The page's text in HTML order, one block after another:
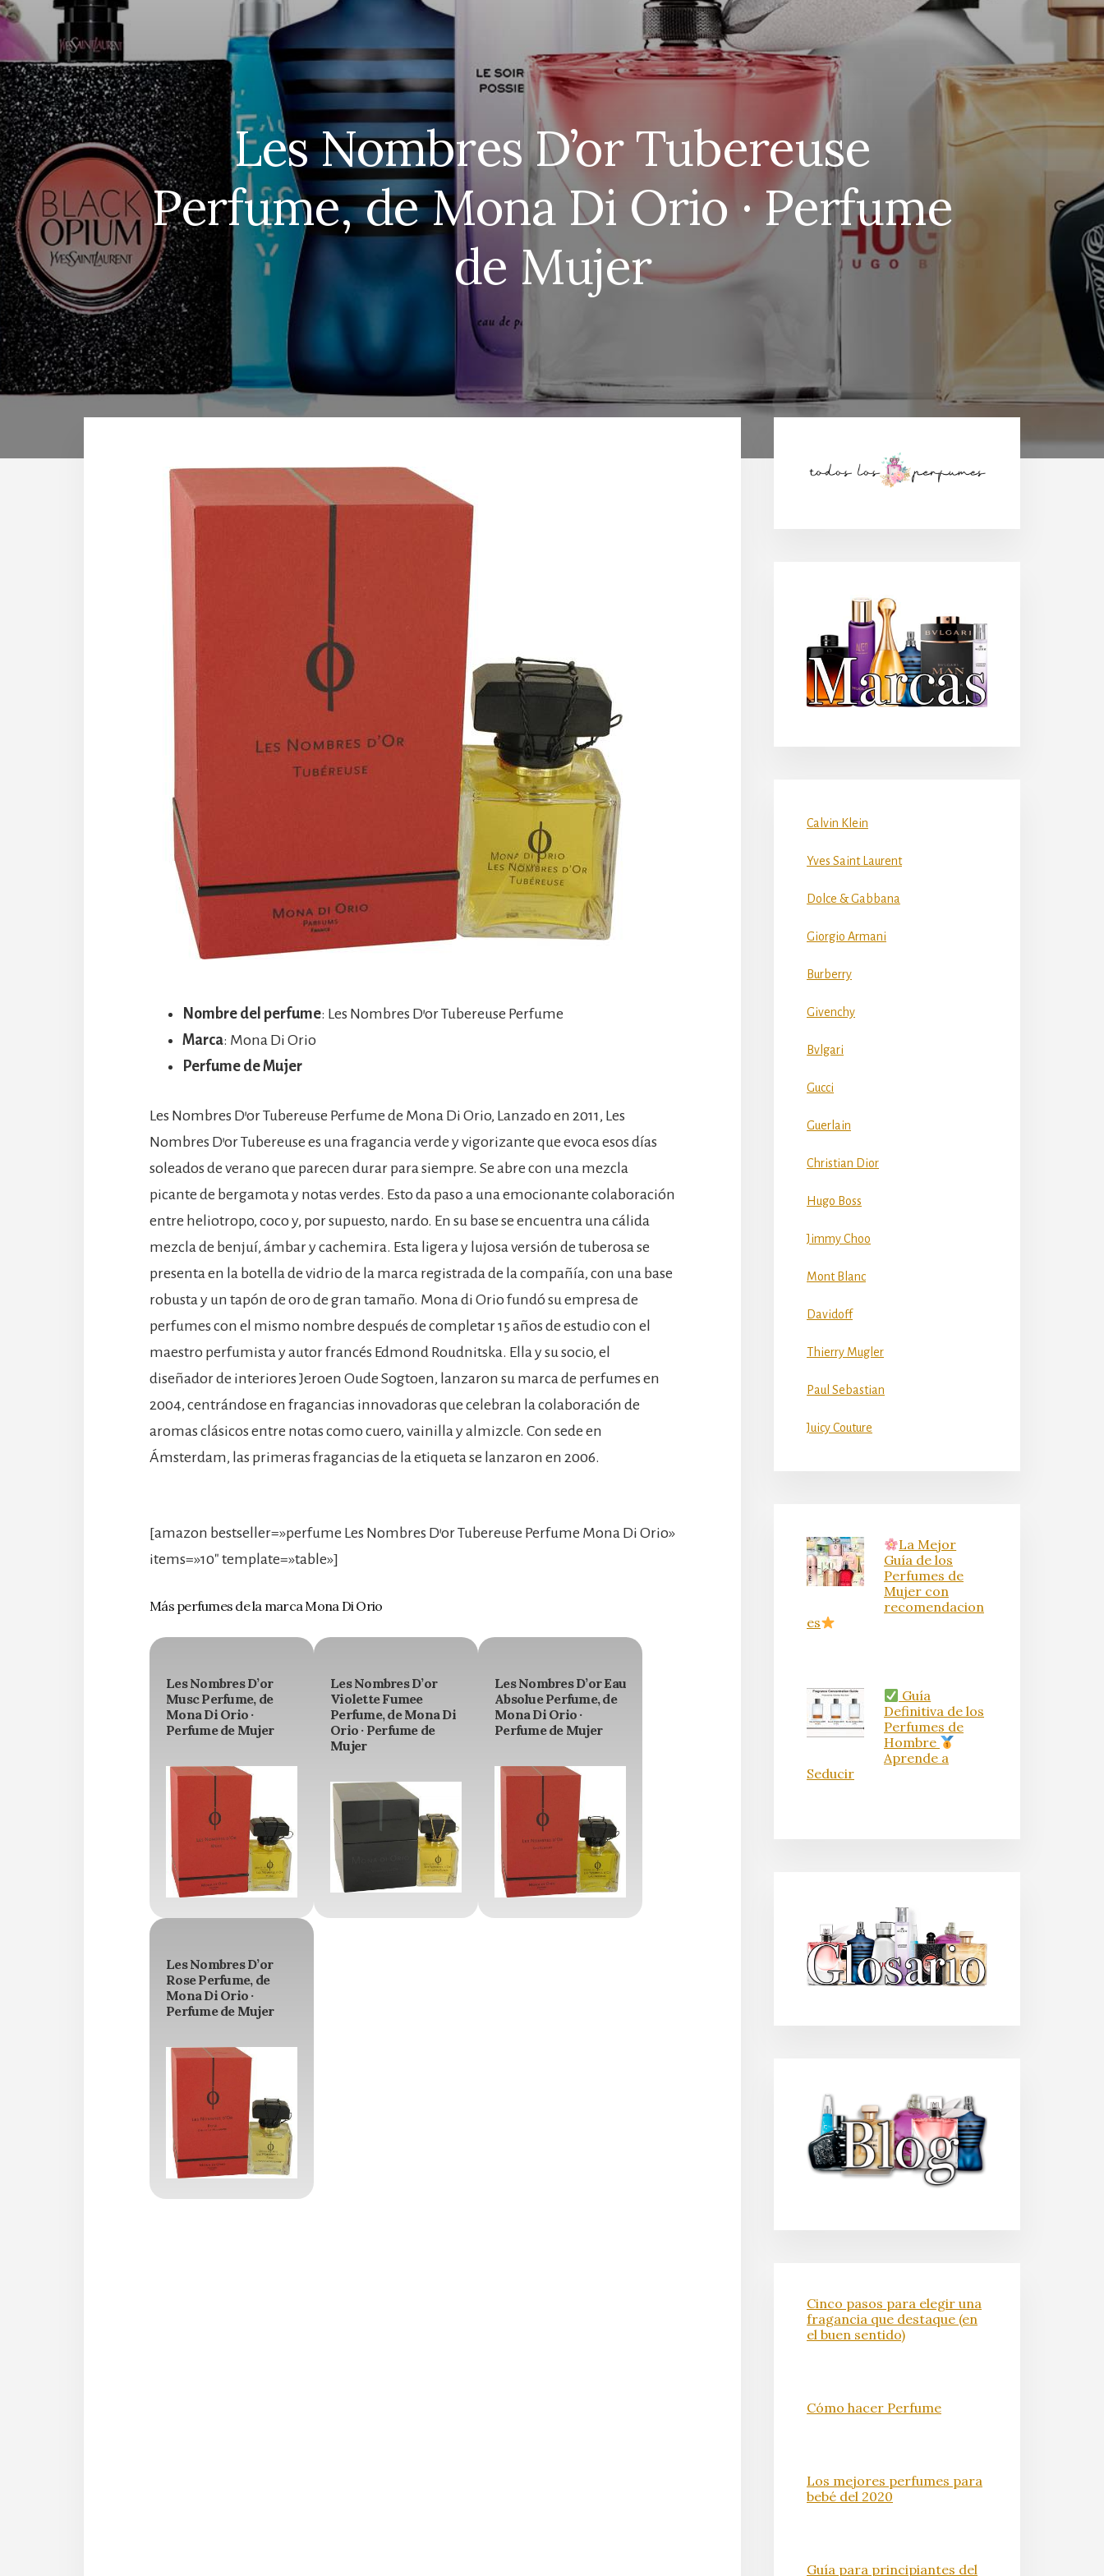
Les Nombres D’or Tubereuse
Perfume, de Mona Di Orio · Perfume
de Mujer
Nombre del perfume: Les Nombres D’or Tubereuse Perfume
Marca: Mona Di Orio
Perfume de Mujer
Les Nombres D’or Tubereuse Perfume de Mona Di Orio, Lanzado en 2011, Les
Nombres D’or Tubereuse es una fragancia verde y vigorizante que evoca esos días
soleados de verano que parecen durar para siempre. Se abre con una mezcla
picante de bergamota y notas verdes. Esto da paso a una emocionante colaboración
entre heliotropo, coco y, por supuesto, nardo. En su base se encuentra una cálida
mezcla de benjuí, ámbar y cachemira. Esta ligera y lujosa versión de tuberosa se
presenta en la botella de vidrio de la marca registrada de la compañía, con una base
robusta y un tapón de oro de gran tamaño. Mona di Orio fundó su empresa de
perfumes con el mismo nombre después de completar 15 años de estudio con el
maestro perfumista y autor francés Edmond Roudnitska. Ella y su socio, el
diseñador de interiores Jeroen Oude Sogtoen, lanzaron su marca de perfumes en
2004, centrándose en fragancias innovadoras que celebran la colaboración de
aromas clásicos entre notas como cuero, vainilla y almizcle. Con sede en
Ámsterdam, las primeras fragancias de la etiqueta se lanzaron en 2006.
[amazon bestseller=»perfume Les Nombres D’or Tubereuse Perfume Mona Di Orio»
items=»10″ template=»table»]
Más perfumes de la marca Mona Di Orio
Les Nombres D’or
Musc Perfume, de
Mona Di Orio ·
Perfume de Mujer
Les Nombres D’or
Violette Fumee
Perfume, de Mona Di
Orio · Perfume de
Mujer
Les Nombres D’or Eau
Absolue Perfume, de
Mona Di Orio ·
Perfume de Mujer
Les Nombres D’or
Rose Perfume, de
Mona Di Orio ·
Perfume de Mujer
lateral
Calvin Klein
Yves Saint Laurent
Dolce & Gabbana
Giorgio Armani
Burberry
Givenchy
Bvlgari
Gucci
Guerlain
Christian Dior
Hugo Boss
Jimmy Choo
Mont Blanc
Davidoff
Thierry Mugler
Paul Sebastian
Juicy Couture
La Mejor
Guía de los
Perfumes de
Mujer con
recomendacion
es
Guía
Definitiva de los
Perfumes de
Hombre
Aprende a
Seducir
Cinco pasos para elegir una
fragancia que destaque (en
el buen sentido)
Cómo hacer Perfume
Los mejores perfumes para
bebé del 2020
Guía para principiantes del